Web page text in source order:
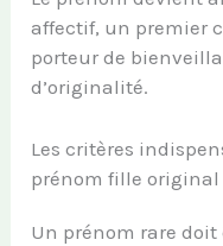
affectif, un premier
porteur de
d’originalité.
Les critères
prénom fille original
Un prénom rare